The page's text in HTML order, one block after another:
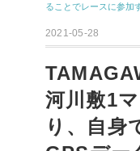
ることでレースに参加
2021-05-28
河川敷1
り、自身